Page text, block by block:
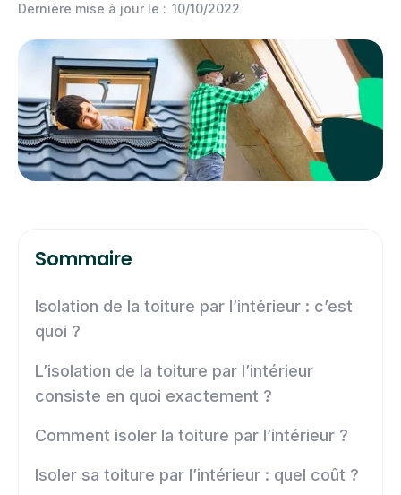
Dernière mise à jour le : 10/10/2022
Sommaire
Isolation de la toiture par l’intérieur : c’est
quoi ?
L’isolation de la toiture par l’intérieur
consiste en quoi exactement ?
Comment isoler la toiture par l’intérieur ?
Isoler sa toiture par l’intérieur : quel coût ?